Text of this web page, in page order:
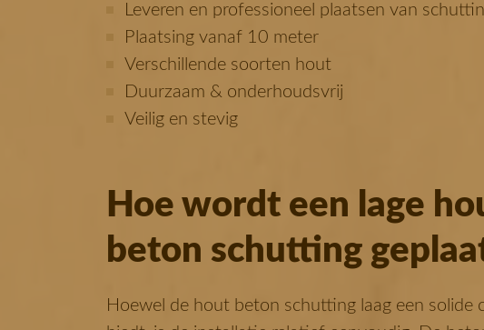
Leveren en professioneel plaatsen van
Plaatsing vanaf 10 meter
Verschillende soorten hout
Duurzaam & onderhoudsvrij
Veilig en stevig
Hoe wordt een lage
beton schutting
Hoewel de hout beton schutting laag een solide